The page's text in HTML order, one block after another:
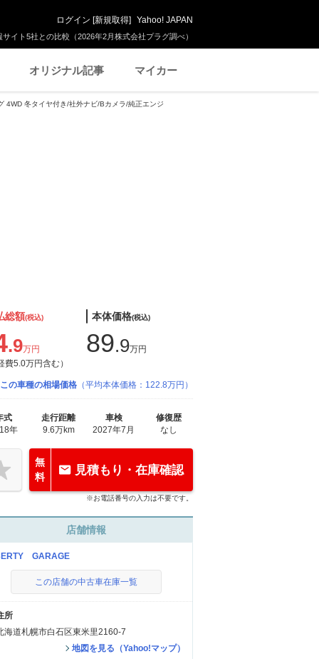
イト5社との比較（2026年2月株式会社プラグ調べ）
ログイン [新規取得] Yahoo! JAPAN
オリジナル記事 マイカー
4WD 冬タイヤ付き/社外ナビ/Bカメラ/純正エンジ
総額(税込)
.9万円
費5.0万円含む）
本体価格(税込)
89.9万円
この車種の相場価格 （平均本体価格：122.8万円）
式
年
走行距離
9.6万km
車検
2027年7月
修復歴
なし
無
料
見積もり・在庫確認
※お電話番号の入力は不要です。
店舗情報
GARAGE
この店舗の中古車在庫一覧
所
海道札幌市白石区東米里2160-7
地図を見る（Yahoo!マップ）